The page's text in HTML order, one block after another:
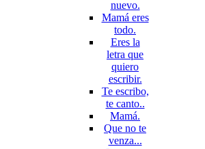
nuevo.
Mamá eres
todo.
Eres la
letra que
quiero
escribir.
Te escribo,
te canto..
Mamá.
Que no te
venza...